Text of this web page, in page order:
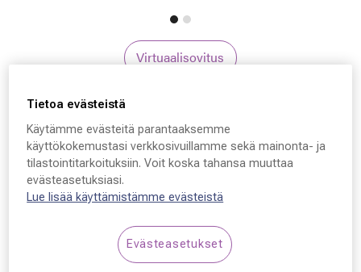
Virtuaalisovitus
Ted Baker Joani
TB1734, 703 52 - 17 -
140
Tietoa evästeistä
Käytämme evästeitä parantaaksemme
käyttökokemustasi verkkosivuillamme sekä mainonta- ja
tilastointitarkoituksiin. Voit koska tahansa muuttaa
evästeasetuksiasi.
Lue lisää käyttämistämme evästeistä
Evästeasetukset